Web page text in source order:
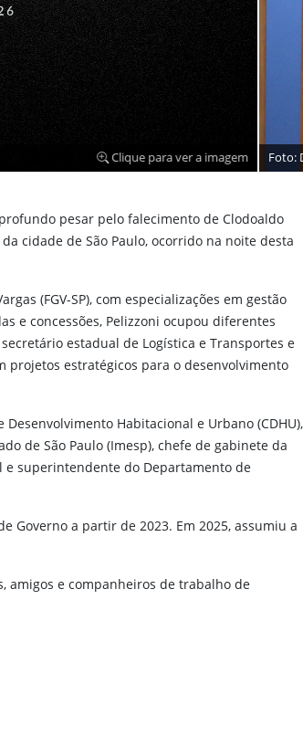
Clique para ver a imagem
pesar pelo falecimento de Clodoaldo
cidade de São Paulo, ocorrido na noite desta
(FGV-SP), com especializações em gestão
e concessões, Pelizzoni ocupou diferentes
estadual de Logística e Transportes e
estratégicos para o desenvolvimento
Habitacional e Urbano (CDHU),
de São Paulo (Imesp), chefe de gabinete da
e superintendente do Departamento de
Governo a partir de 2023. Em 2025, assumiu a
amigos e companheiros de trabalho de